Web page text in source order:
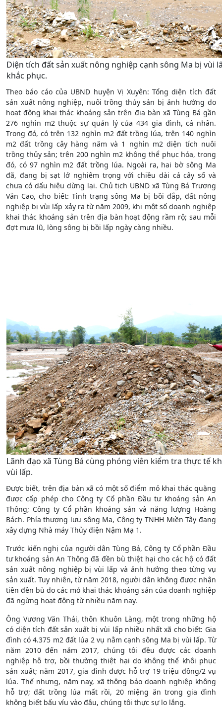
Diện tích đất sản xuất nông nghiệp cạnh sông Ma bị vùi
khắc phục.
Theo báo cáo của UBND huyện Vị Xuyên: Tổng diện tích đất
sản xuất nông nghiệp, nuôi trồng thủy sản bị ảnh hưởng do
hoạt động khai thác khoáng sản trên địa bàn xã Tùng Bá gần
276 nghìn m2 thuộc sự quản lý của 434 gia đình, cá nhân.
Trong đó, có trên 132 nghìn m2 đất trồng lúa, trên 140 nghìn
m2 đất trồng cây hàng năm và 1 nghìn m2 diện tích nuôi
trồng thủy sản; trên 200 nghìn m2 không thể phục hóa, trong
đó, có 97 nghìn m2 đất trồng lúa. Ngoài ra, hai bờ sông Ma
đã, đang bị sạt lở nghiêm trọng với chiều dài cả cây số và
chưa có dấu hiệu dừng lại. Chủ tịch UBND xã Tùng Bá Trương
Văn Cao, cho biết: Tình trạng sông Ma bị bồi đắp, đất nông
nghiệp bị vùi lấp xảy ra từ năm 2009, khi một số doanh nghiệp
khai thác khoáng sản trên địa bàn hoạt động rầm rộ; sau mỗi
đợt mưa lũ, lòng sông bị bồi lấp ngày càng nhiều.
Lãnh đạo xã Tùng Bá cùng phóng viên kiểm tra thực tế
vùi lấp.
Được biết, trên địa bàn xã có một số điểm mỏ khai thác quặng
được cấp phép cho Công ty Cổ phần Đầu tư khoáng sản An
Thông; Công ty Cổ phần khoáng sản và năng lượng Hoàng
Bách. Phía thượng lưu sông Ma, Công ty TNHH Miền Tây đang
xây dựng Nhà máy Thủy điện Nậm Mạ 1.
Trước kiến nghị của người dân Tùng Bá, Công ty Cổ phần Đầu
tư khoáng sản An Thông đã đền bù thiệt hại cho các hộ có đất
sản xuất nông nghiệp bị vùi lấp và ảnh hưởng theo từng vụ
sản xuất. Tuy nhiên, từ năm 2018, người dân không được nhận
tiền đền bù do các mỏ khai thác khoáng sản của doanh nghiệp
đã ngừng hoạt động từ nhiều năm nay.
Ông Vương Văn Thái, thôn Khuôn Làng, một trong những hộ
có diện tích đất sản xuất bị vùi lấp nhiều nhất xã cho biết: Gia
đình có 4.375 m2 đất lúa 2 vụ nằm cạnh sông Ma bị vùi lấp. Từ
năm 2010 đến năm 2017, chúng tôi đều được các doanh
nghiệp hỗ trợ, bồi thường thiệt hại do không thể khôi phục
sản xuất; năm 2017, gia đình được hỗ trợ 19 triệu đồng/2 vụ
lúa. Thế nhưng, năm nay, xã thông báo doanh nghiệp không
hỗ trợ; đất trồng lúa mất rồi, 20 miệng ăn trong gia đình
không biết bấu víu vào đâu, chúng tôi thực sự lo lắng.